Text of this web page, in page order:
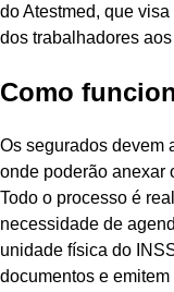
do Atestmed, que
dos trabalhadores
Como
Os segurados devem
onde poderão anexar
Todo o processo é
necessidade de
unidade física do
documentos e